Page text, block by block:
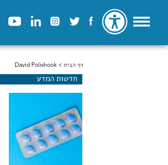
הינך נמצא כאן
דף הבית > David Polishook
חדשות המדע